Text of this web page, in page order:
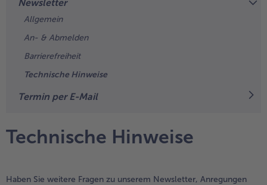
alle Küchenutensilien
Kuchen & Torten
alle Kuchen & Torten
alle bofrost*free
High Protein
alle High Protein
bofrost*plus.
alle bofrost*plus.
alle Pflanzliche Alternativprodukte
Heißluftfritteuse
Newsletter
Allgemein
An- & Abmelden
Barrierefreiheit
Technische Hinweise
Termin per E-Mail
Technische Hinweise
Haben Sie weitere Fragen zu unserem Newsletter, Anregungen